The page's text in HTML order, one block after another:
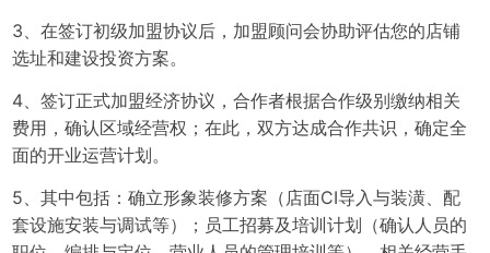
3、在签订初级加盟协议后，加盟顾问会协助评估您的店铺
选址和建设投资方案。
4、签订正式加盟经济协议，合作者根据合作级别缴纳相关
费用，确认区域经营权；在此，双方达成合作共识，确定全
面的开业运营计划。
5、其中包括：确立形象装修方案（店面CI导入与装潢、配
套设施安装与调试等）；员工招募及培训计划（确认人员的